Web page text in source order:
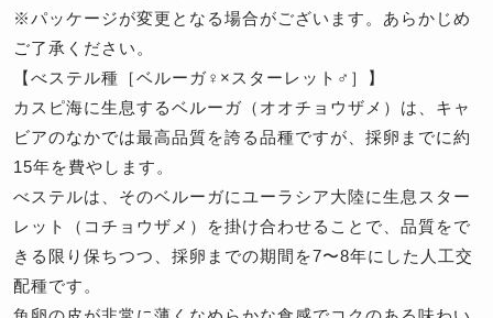
※パッケージが変更となる場合がございます。あらかじめ
ご了承ください。
【べステル種［ベルーガ♀×スターレット♂］】
カスピ海に生息するベルーガ（オオチョウザメ）は、キャ
ビアのなかでは最高品質を誇る品種ですが、採卵までに約
15年を費やします。
べステルは、そのベルーガにユーラシア大陸に生息スター
レット（コチョウザメ）を掛け合わせることで、品質をで
きる限り保ちつつ、採卵までの期間を7〜8年にした人工交
配種です。